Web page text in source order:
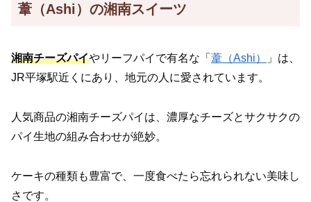
葦（Ashi）の湘南スイーツ
湘南チーズパイやリーフパイで有名な「 葦（Ashi）
」は、
JR平塚駅近くにあり、地元の人に愛されています。
人気商品の湘南チーズパイは、濃厚なチーズとサクサクの
パイ生地の組み合わせが絶妙。
ケーキの種類も豊富で、一度食べたら忘れられない美味し
さです。